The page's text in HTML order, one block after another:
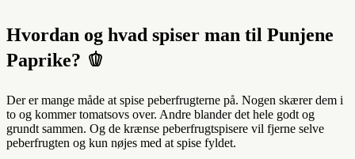
Hvordan og hvad spiser man til Punjene
Paprike? 🫑
Der er mange måde at spise peberfrugterne på. Nogen skærer dem i
to og kommer tomatsovs over. Andre blander det hele godt og
grundt sammen. Og de krænse peberfrugtspisere vil fjerne selve
peberfrugten og kun nøjes med at spise fyldet.